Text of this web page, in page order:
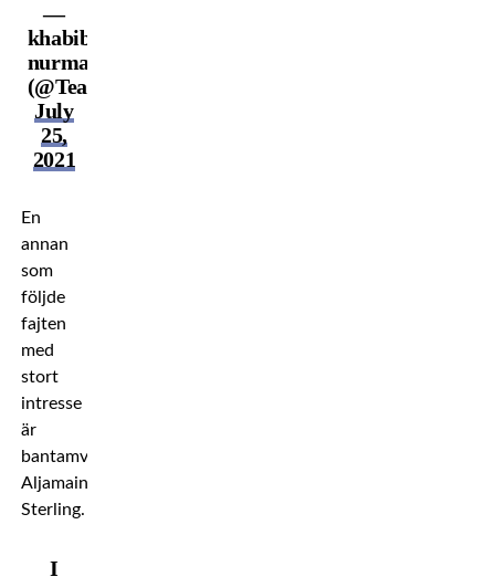
—
khabib
nurmagomedov
(@TeamKhabib)
July
25,
2021
En
annan
som
följde
fajten
med
stort
intresse
är
bantamviktsmästaren
Aljamain
Sterling.
I